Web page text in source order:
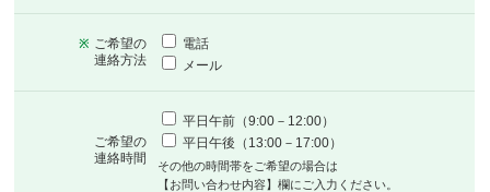
※ ご希望の
連絡方法
電話
メール
ご希望の
連絡時間
平日午前（9:00－12:00）
平日午後（13:00－17:00）
その他の時間帯をご希望の場合は
【お問い合わせ内容】欄にご入力ください。